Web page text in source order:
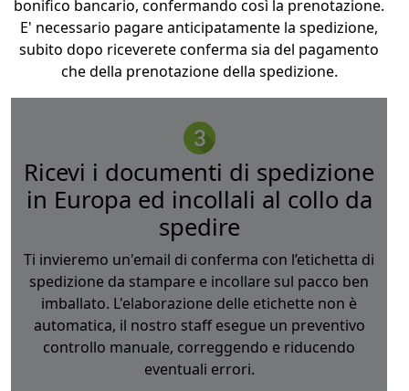
bonifico bancario, confermando così la prenotazione.
E' necessario pagare anticipatamente la spedizione,
subito dopo riceverete conferma sia del pagamento
che della prenotazione della spedizione.
Ricevi i documenti di spedizione
in Europa ed incollali al collo da
spedire
Ti invieremo un'email di conferma con l’etichetta di
spedizione da stampare e incollare sul pacco ben
imballato. L'elaborazione delle etichette non è
automatica, il nostro staff esegue un preventivo
controllo manuale, correggendo e riducendo
eventuali errori.